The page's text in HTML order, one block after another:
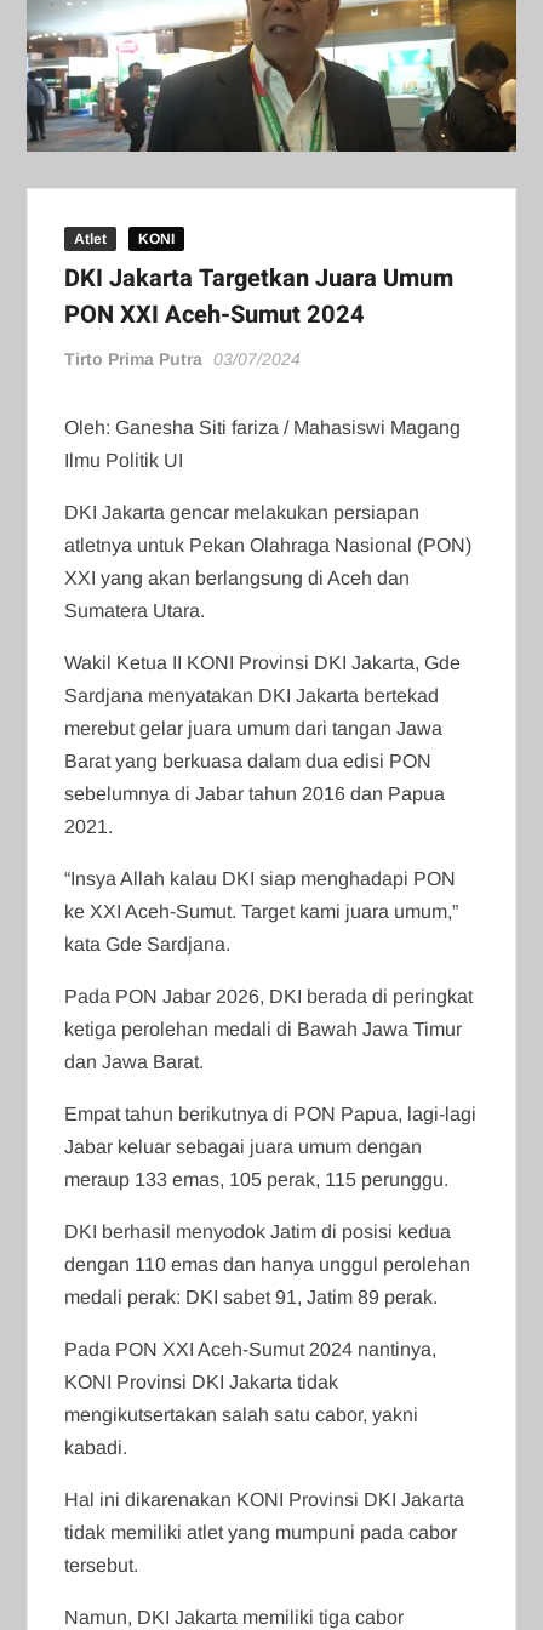
Atlet KONI
DKI Jakarta Targetkan Juara Umum
PON XXI Aceh-Sumut 2024
Tirto Prima Putra 03/07/2024
Oleh: Ganesha Siti fariza / Mahasiswi Magang
Ilmu Politik UI
DKI Jakarta gencar melakukan persiapan
atletnya untuk Pekan Olahraga Nasional (PON)
XXI yang akan berlangsung di Aceh dan
Sumatera Utara.
Wakil Ketua II KONI Provinsi DKI Jakarta, Gde
Sardjana menyatakan DKI Jakarta bertekad
merebut gelar juara umum dari tangan Jawa
Barat yang berkuasa dalam dua edisi PON
sebelumnya di Jabar tahun 2016 dan Papua
2021.
“Insya Allah kalau DKI siap menghadapi PON
ke XXI Aceh-Sumut. Target kami juara umum,”
kata Gde Sardjana.
Pada PON Jabar 2026, DKI berada di peringkat
ketiga perolehan medali di Bawah Jawa Timur
dan Jawa Barat.
Empat tahun berikutnya di PON Papua, lagi-lagi
Jabar keluar sebagai juara umum dengan
meraup 133 emas, 105 perak, 115 perunggu.
DKI berhasil menyodok Jatim di posisi kedua
dengan 110 emas dan hanya unggul perolehan
medali perak: DKI sabet 91, Jatim 89 perak.
Pada PON XXI Aceh-Sumut 2024 nantinya,
KONI Provinsi DKI Jakarta tidak
mengikutsertakan salah satu cabor, yakni
kabadi.
Hal ini dikarenakan KONI Provinsi DKI Jakarta
tidak memiliki atlet yang mumpuni pada cabor
tersebut.
Namun, DKI Jakarta memiliki tiga cabor